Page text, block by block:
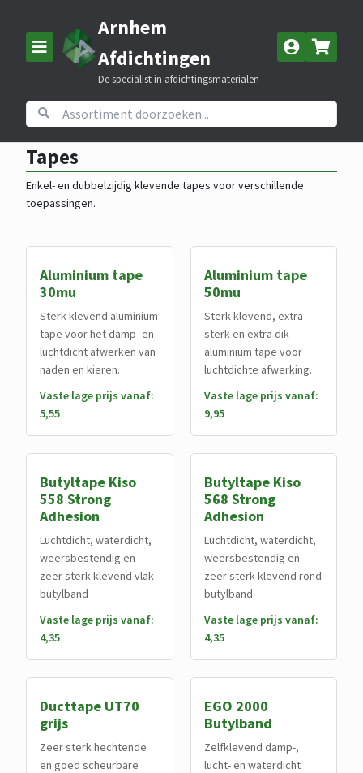
Arnhem
Afdichtingen
De specialist in afdichtingsmaterialen
Home Assortiment Tapes
Tapes
Enkel- en dubbelzijdig klevende tapes voor verschillende
toepassingen.
Aluminium tape
30mu
Sterk klevend aluminium
tape voor het damp- en
luchtdicht afwerken van
naden en kieren.
Vaste lage prijs vanaf:
5,55
Aluminium tape
50mu
Sterk klevend, extra
sterk en extra dik
aluminium tape voor
luchtdichte afwerking.
Vaste lage prijs vanaf:
9,95
Butyltape Kiso
558 Strong
Adhesion
Luchtdicht, waterdicht,
weersbestendig en
zeer sterk klevend vlak
butylband
Vaste lage prijs vanaf:
4,35
Butyltape Kiso
568 Strong
Adhesion
Luchtdicht, waterdicht,
weersbestendig en
zeer sterk klevend rond
butylband
Vaste lage prijs vanaf:
4,35
Ducttape UT70
grijs
Zeer sterk hechtende
en goed scheurbare
EGO 2000
Butylband
Zelfklevend damp-,
lucht- en waterdicht